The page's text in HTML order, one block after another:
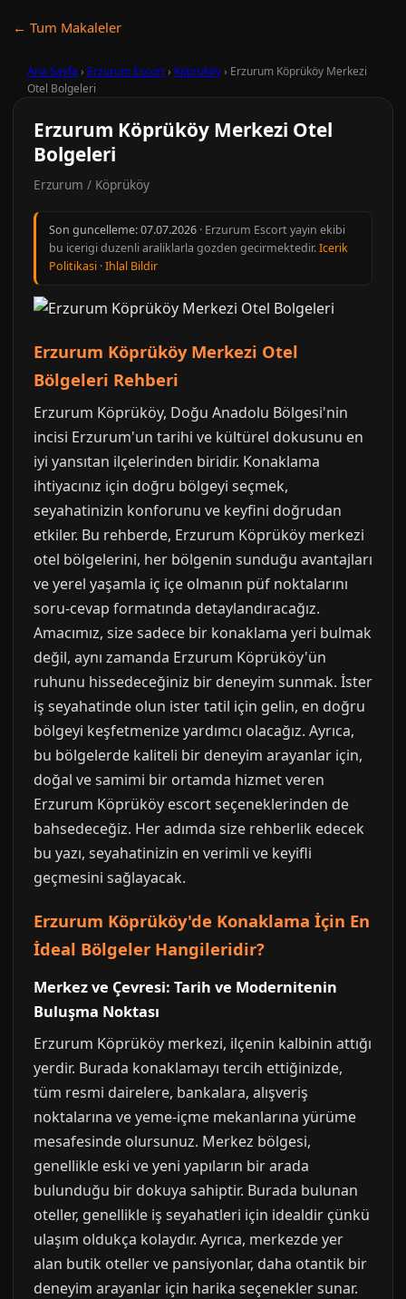
← Tum Makaleler
Ana Sayfa › Erzurum Escort› Köprüköy› Erzurum Köprüköy Merkezi
Otel Bolgeleri
Erzurum Köprüköy Merkezi Otel
Bolgeleri
Erzurum / Köprüköy
Son guncelleme:07.07.2026 · Erzurum Escort yayin ekibi
bu icerigi duzenli araliklarla gozden gecirmektedir.Icerik
Politikasi ·Ihlal Bildir
Erzurum Köprüköy Merkezi Otel
Bölgeleri Rehberi
Erzurum Köprüköy, Doğu Anadolu Bölgesi'nin
incisi Erzurum'un tarihi ve kültürel dokusunu en
iyi yansıtan ilçelerinden biridir. Konaklama
ihtiyacınız için doğru bölgeyi seçmek,
seyahatinizin konforunu ve keyfini doğrudan
etkiler. Bu rehberde, Erzurum Köprüköy merkezi
otel bölgelerini, her bölgenin sunduğu avantajları
ve yerel yaşamla iç içe olmanın püf noktalarını
soru-cevap formatında detaylandıracağız.
Amacımız, size sadece bir konaklama yeri bulmak
değil, aynı zamanda Erzurum Köprüköy'ün
ruhunu hissedeceğiniz bir deneyim sunmak. İster
iş seyahatinde olun ister tatil için gelin, en doğru
bölgeyi keşfetmenize yardımcı olacağız. Ayrıca,
bu bölgelerde kaliteli bir deneyim arayanlar için,
doğal ve samimi bir ortamda hizmet veren
Erzurum Köprüköy escort seçeneklerinden de
bahsedeceğiz. Her adımda size rehberlik edecek
bu yazı, seyahatinizin en verimli ve keyifli
geçmesini sağlayacak.
Erzurum Köprüköy'de Konaklama İçin En
İdeal Bölgeler Hangileridir?
Merkez ve Çevresi: Tarih ve Modernitenin
Buluşma Noktası
Erzurum Köprüköy merkezi, ilçenin kalbinin attığı
yerdir. Burada konaklamayı tercih ettiğinizde,
tüm resmi dairelere, bankalara, alışveriş
noktalarına ve yeme-içme mekanlarına yürüme
mesafesinde olursunuz. Merkez bölgesi,
genellikle eski ve yeni yapıların bir arada
bulunduğu bir dokuya sahiptir. Burada bulunan
oteller, genellikle iş seyahatleri için idealdir çünkü
ulaşım oldukça kolaydır. Ayrıca, merkezde yer
alan butik oteller ve pansiyonlar, daha otantik bir
deneyim arayanlar için harika seçenekler sunar.